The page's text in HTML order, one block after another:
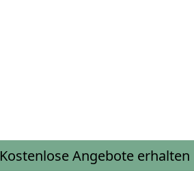
Kostenlose Angebote erhalten